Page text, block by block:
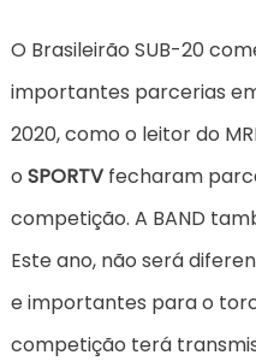
O Brasileirão SUB-20
importantes parcerias
2020, como o leitor do
o SPORTVfecharam
competição. A BAND
Este ano, não será
e importantes para o
competição terá